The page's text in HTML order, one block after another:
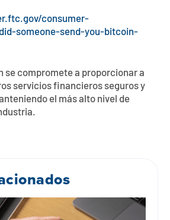
consumer-
someone-send-you-bitcoin-
se compromete a proporcionar a
servicios financieros seguros y
el más alto nivel de